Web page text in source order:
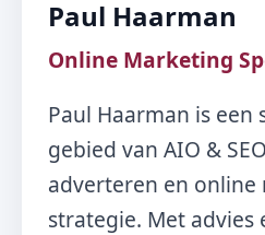
Paul Haarman
Online Marketing
Paul Haarman is een
gebied van AIO &
adverteren en online
strategie. Met advies